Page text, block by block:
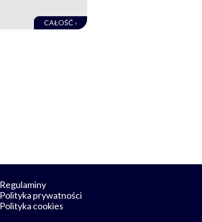
CAŁOŚĆ ›
Regulaminy
Polityka prywatności
Polityka cookies